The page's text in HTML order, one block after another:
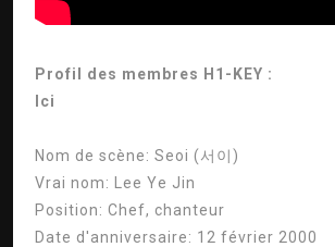
Profil des membres H1-KEY :
Ici
Nom de scène: Seoi (서이)
Vrai nom:
Lee Ye Jin
Position: Chef, chanteur
Date d'anniversaire: 12 février 2000